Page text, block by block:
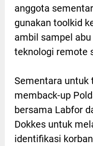
anggota
gunakan toolkid
ambil sampel
teknologi remote
Sementara untuk
memback-up
bersama Labfor
Dokkes untuk
identifikasi